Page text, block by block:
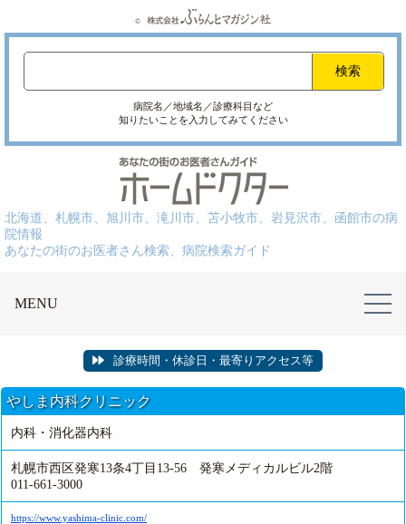
病院名／地域名／診療科目など
知りたいことを入力してみてください
北海道、札幌市、旭川市、滝川市、苫小牧市、岩見沢市、函館市の病
院情報
あなたの街のお医者さん検索、病院検索ガイド
MENU
診療時間・休診日・最寄りアクセス等
やしま内科クリニック
内科・消化器内科
札幌市西区発寒13条4丁目13-56 発寒メディカルビル2階
011-661-3000
https://www.yashima-clinic.com/